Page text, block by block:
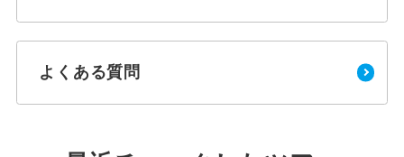
よくある質問